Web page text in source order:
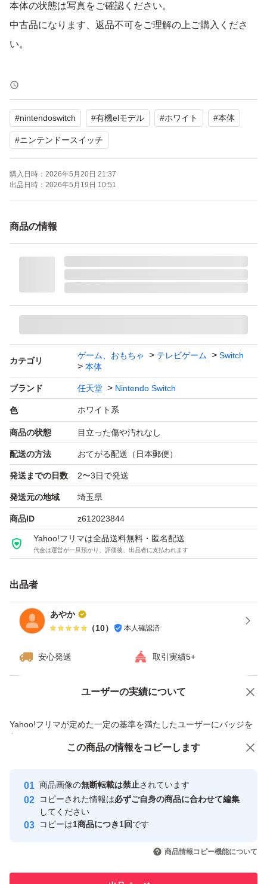
本体の状態は写真をご確認ください。
中古品になります、返品不可をご理解の上ご購入くださ
い。
＊値下げは不可とさせていただきます。
【ブランド】Nintendo Switch
【モデル名】有機ELモデル
【カラー】ホワイト系
【商品の状態】目立った傷汚れなし
#nintendoswitch #有機elモデル #ホワイト #本体
#ニンテンドースイッチ
購入日時： 2026年5月20日 21:37
出品日時： 2026年5月19日 10:51
商品の情報
カテゴリ
ゲーム、おもちゃ テレビゲーム
Switch
本体
ブランド 任天堂 Nintendo Switch
色 ホワイト系
商品の状態 目立った傷や汚れなし
配送の方法 おてがる配送（日本郵便）
発送までの日数 2〜3日で発送
発送元の地域 埼玉県
商品ID z612023844
Yahoo!フリマは全品送料無料・匿名配送
代金は運営が一旦預かり、評価後、出品者に支払われます
出品者
あやか
（10） 本人確認済
安心発送 取引実績5+
ユーザーの実績について
Yahoo!フリマが定めた一定の基準を満たしたユーザーにバッジを
付与しています
安心取引出品者
心・安全なユーザーです
取引実績
引を完了させた実績があります
価格の相談 商品への質問
この商品の情報をコピーします
商品画像の無断転載は禁止されています
コピーされた情報は必ずご自身の商品に合わせて編集
してください
コピーは1商品につき1回です
商品情報コピー機能について
この商品をみている人にオススメ